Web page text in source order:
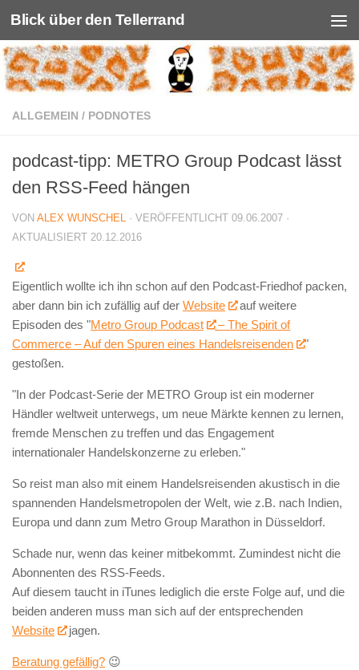
Unter dem Inhalt
Blick über den Tellerrand
ALLGEMEIN / PODNOTES
podcast-tipp: METRO Group Podcast lässt
den RSS-Feed hängen
VON ALEX WUNSCHEL · VERÖFFENTLICHT 09.06.2007 ·
AKTUALISIERT 20.12.2016
Eigentlich wollte ich ihn schon auf den Podcast-Friedhof packen,
aber dann bin ich zufällig auf der Website
auf weitere
Episoden des "Metro Group Podcast
– The Spirit of
Commerce – Auf den Spuren eines Handelsreisenden
"
gestoßen.
"In der Podcast-Serie der METRO Group ist ein moderner
Händler weltweit unterwegs, um neue Märkte kennen zu lernen,
fremde Menschen zu treffen und das Engagement
internationaler Handelskonzerne zu erleben."
So reist man also mit einem Handelsreisenden akustisch in die
spannenden Handelsmetropolen der Welt, wie z.B. nach Indien,
Europa und dann zum Metro Group Marathon in Düsseldorf.
Schade nur, wenn das keiner mitbekommt. Zumindest nicht die
Abonnenten des RSS-Feeds.
Auf diesem taucht in iTunes lediglich die erste Folge auf, und die
beiden anderen muss man sich auf der entsprechenden
Website
jagen.
Beratung gefällig? 😉